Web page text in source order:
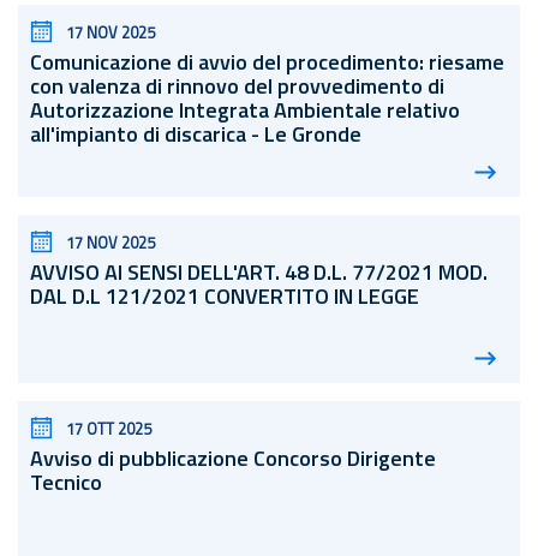
17 NOV 2025
Comunicazione di avvio del procedimento: riesame
con valenza di rinnovo del provvedimento di
Autorizzazione Integrata Ambientale relativo
all'impianto di discarica - Le Gronde
17 NOV 2025
AVVISO AI SENSI DELL'ART. 48 D.L. 77/2021 MOD.
DAL D.L 121/2021 CONVERTITO IN LEGGE
17 OTT 2025
Avviso di pubblicazione Concorso Dirigente
Tecnico